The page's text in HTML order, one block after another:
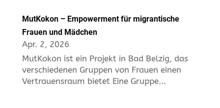
MutKokon – Empowerment für migrantische
Frauen und Mädchen
Apr. 2, 2026
MutKokon ist ein Projekt in Bad Belzig, das
verschiedenen Gruppen von Frauen einen
Vertrauensraum bietet Eine Gruppe...